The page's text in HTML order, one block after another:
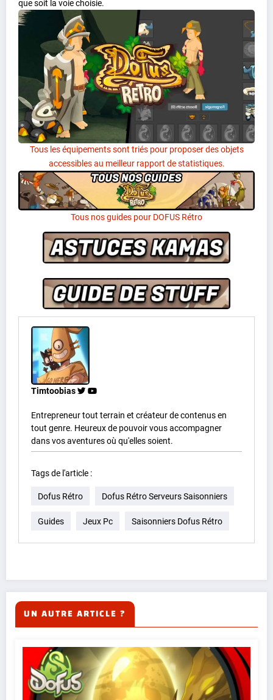
que soit la voie choisie.
Tous les équipements sont triés pour proposer des objets
accessibles au meilleur rapport de statistiques.
Tous nos guides pour DOFUS Rétro
Timtoobias
Entrepreneur tout terrain et créateur de contenus en
tout genre. Heureux de pouvoir vous accompagner
dans vos aventures où qu'elles soient.
Tags de l'article :
Dofus Rétro Dofus Rétro Serveurs Saisonniers
Guides Jeux Pc Saisonniers Dofus Rétro
UN AUTRE ARTICLE ?